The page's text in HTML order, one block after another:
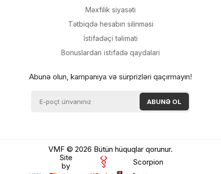
Məxfilik siyasəti
Tətbiqdə hesabın silinməsi
İsti̇fadəçi̇ təli̇mati
Bonuslardan i̇sti̇fadə qaydalari
Abunə olun, kampaniya və sürprizləri qaçırmayın!
VMF © 2026 Bütün hüquqlar qorunur.
Site
by
Scorpion